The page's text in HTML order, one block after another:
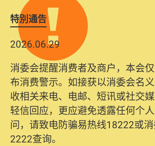
特別通告
2026.06.29
消委会提醒消费者及商户，本会
布消费警示。如接获以消委会名
收相关来电、电邮、短讯或社交
轻信回应，更应避免透露任何个
问，请致电防骗易热线18222或
2222查询。
2025.10.31
为提升使用者体验及网络安全，
系统已经进行升级及推出新功能
10日起，消费者需要提供基本联
名、电邮及电话）注册帐户，才
询及建议。所有提交纪录将清晰
方便日后作出跟进。